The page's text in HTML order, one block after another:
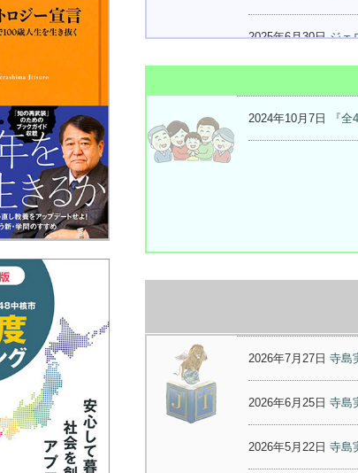
2025年6月30日 ジェ
2024年10月7日 『
2026年7月27日 寺島
2026年6月25日 寺島
2026年5月22日 寺島